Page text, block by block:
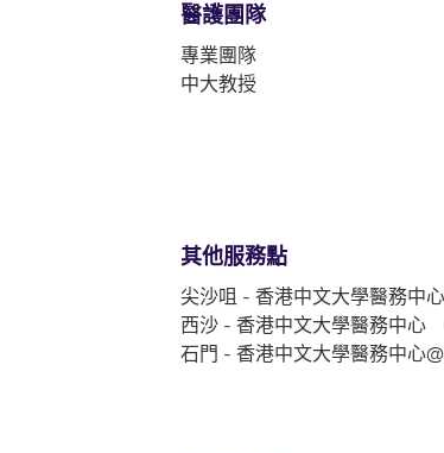
醫護團隊
專業團隊
中大教授
其他服務點
尖沙咀 - 香港中文大學醫務中心
西沙 - 香港中文大學醫務中心
石門 - 香港中文大學醫務中心